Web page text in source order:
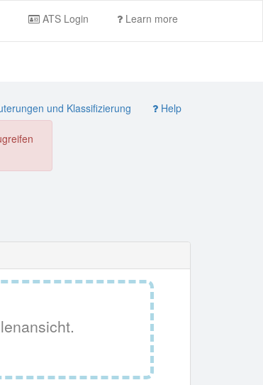
ATS Login Learn more
und Klassifizierung Help